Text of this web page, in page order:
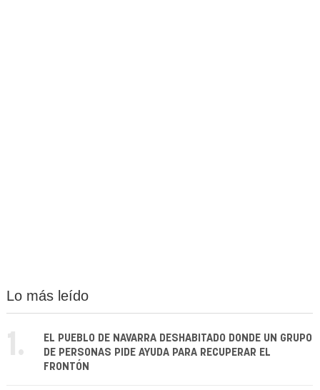
Lo más leído
1.
EL PUEBLO DE NAVARRA DESHABITADO DONDE UN GRUPO
DE PERSONAS PIDE AYUDA PARA RECUPERAR EL
FRONTÓN